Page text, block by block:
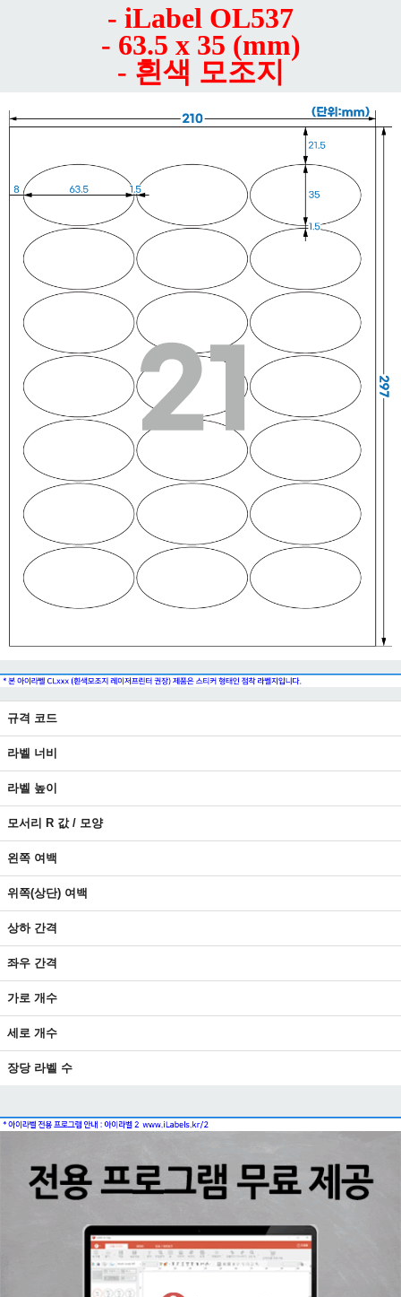
- iLabel OL537
- 63.5 x 35 (mm)
- 흰색 모조지
규격 코드
라벨 너비
라벨 높이
모서리 R 값 / 모양
왼쪽 여백
위쪽(상단) 여백
상하 간격
좌우 간격
가로 개수
세로 개수
장당 라벨 수